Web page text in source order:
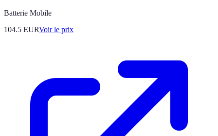
Batterie Mobile
104.5 EURVoir le prix